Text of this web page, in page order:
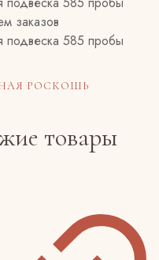
заказов
РОСКОШЬ
товары